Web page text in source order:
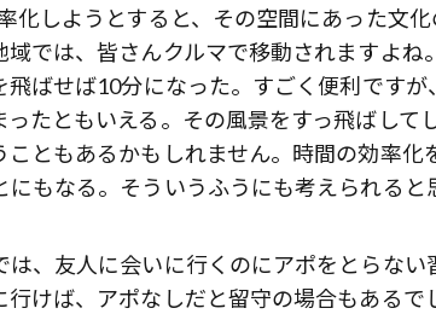
化しようとすると、その空間にあった文
域では、皆さんクルマで移動されますよ
飛ばせば10分になった。すごく便利です
ったともいえる。その風景をすっ飛ばして
こともあるかもしれません。時間の効率
もなる。そういうふうにも考えられると
は、友人に会いに行くのにアポをとらな
けば、アポなしだと留守の場合もあるで